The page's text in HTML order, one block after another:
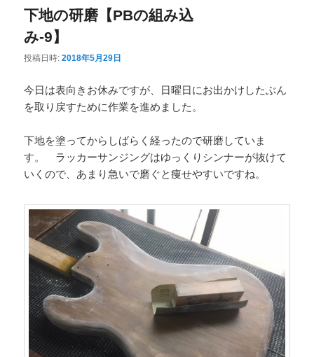
下地の研磨【PBの組み込
み-9】
投稿日時:2018年5月29日
今日は表向きお休みですが、日曜日にお出かけしたぶん
を取り戻すために作業を進めました。
下地を塗ってからしばらく経ったので研磨していま
す。 ラッカーサンジングはゆっくりシンナーが抜けて
いくので、あまり急いで磨ぐと痩せやすいですね。